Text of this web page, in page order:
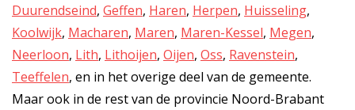
Duurendseind, Geffen, Haren, Herpen, Huisseling,
Koolwijk, Macharen, Maren, Maren-Kessel, Megen,
Neerloon, Lith, Lithoijen, Oijen, Oss, Ravenstein,
Teeffelen, en in het overige deel van de gemeente.
Maar ook in de rest van de provincie Noord-Brabant